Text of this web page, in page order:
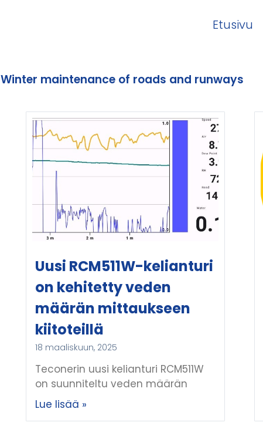
Etusivu
Winter maintenance of roads and runways
Uusi RCM511W-kelianturi
on kehitetty veden
määrän mittaukseen
kiitoteillä
18 maaliskuun, 2025
Teconerin uusi kelianturi RCM511W
on suunniteltu veden määrän
Lue lisää »